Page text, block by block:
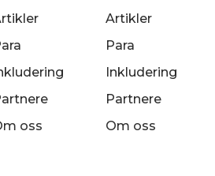
oss
Artikler
Para
Inkludering
Partnere
Om oss